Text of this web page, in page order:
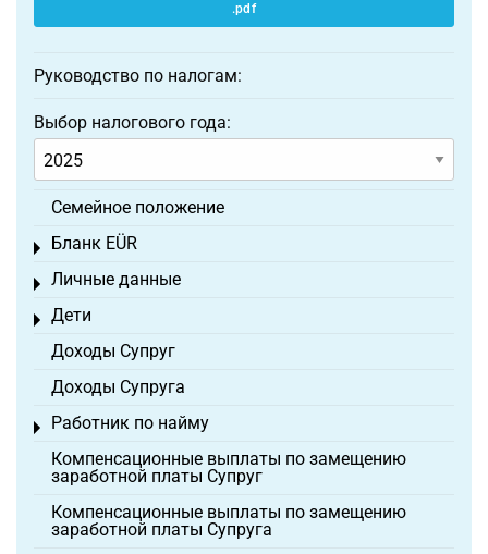
.pdf
Руководство по налогам:
Выбор налогового года:
Семейное положение
Бланк EÜR
Toggle menu
Личные данные
Toggle menu
Дети
Toggle menu
Доходы Супруг
Доходы Супруга
Работник по найму
Toggle menu
Компенсационные выплаты по замещению
заработной платы Супруг
Компенсационные выплаты по замещению
заработной платы Супруга